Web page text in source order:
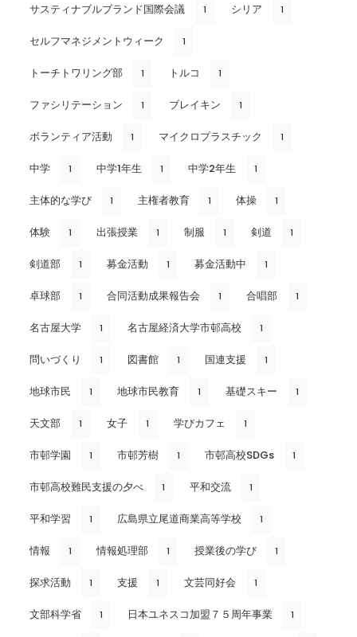
サスティナブルブランド国際会議 1 シリア 1
セルフマネジメントウィーク 1
トーチトワリング部 1 トルコ 1
ファシリテーション 1 ブレイキン 1
ボランティア活動 1 マイクロプラスチック 1
中学 1 中学1年生 1 中学2年生 1
主体的な学び 1 主権者教育 1 体操 1
体験 1 出張授業 1 制服 1 剣道 1
剣道部 1 募金活動 1 募金活動中 1
卓球部 1 合同活動成果報告会 1 合唱部 1
名古屋大学 1 名古屋経済大学市邨高校 1
問いづくり 1 図書館 1 国連支援 1
地球市民 1 地球市民教育 1 基礎スキー 1
天文部 1 女子 1 学びカフェ 1
市邨学園 1 市邨芳樹 1 市邨高校SDGs 1
市邨高校難民支援の夕べ 1 平和交流 1
平和学習 1 広島県立尾道商業高等学校 1
情報 1 情報処理部 1 授業後の学び 1
探求活動 1 支援 1 文芸同好会 1
文部科学省 1 日本ユネスコ加盟７５周年事業 1